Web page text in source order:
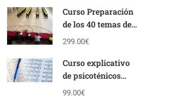
Curso Preparación
de los 40 temas de
la oposición de
Andalucía
299.00€
Curso explicativo
de psicoténicos
personalidad y
99.00€